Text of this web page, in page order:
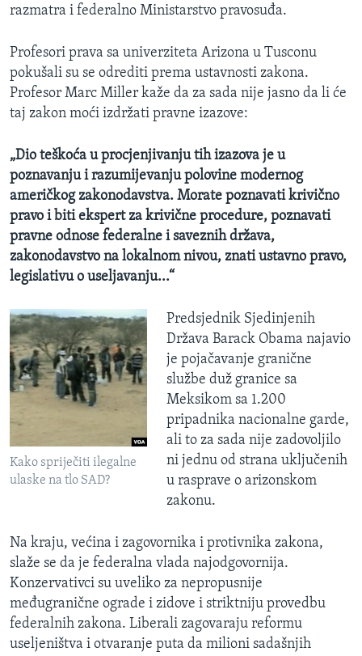
razmatra i federalno Ministarstvo pravosuđa.
Profesori prava sa univerziteta Arizona u Tusconu
pokušali su se odrediti prema ustavnosti zakona.
Profesor Marc Miller kaže da za sada nije jasno da li će
taj zakon moći izdržati pravne izazove:
„Dio teškoća u procjenjivanju tih izazova je u
poznavanju i razumijevanju polovine modernog
američkog zakonodavstva. Morate poznavati krivično
pravo i biti ekspert za krivične procedure, poznavati
pravne odnose federalne i saveznih država,
zakonodavstvo na lokalnom nivou, znati ustavno pravo,
legislativu o useljavanju...“
Kako spriječiti ilegalne
ulaske na tlo SAD?
Predsjednik Sjedinjenih
Država Barack Obama najavio
je pojačavanje granične
službe duž granice sa
Meksikom sa 1.200
pripadnika nacionalne garde,
ali to za sada nije zadovoljilo
ni jednu od strana uključenih
u rasprave o arizonskom
zakonu.
Na kraju, većina i zagovornika i protivnika zakona,
slaže se da je federalna vlada najodgovornija.
Konzervativci su uveliko za nepropusnije
međugranične ograde i zidove i striktniju provedbu
federalnih zakona. Liberali zagovaraju reformu
useljeništva i otvaranje puta da milioni sadašnjih